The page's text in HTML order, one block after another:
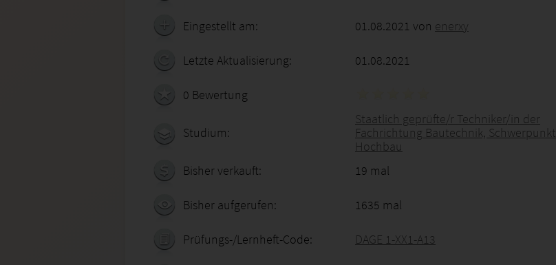
Eingestellt am: 01.08.2021 von enerxy
Letzte Aktualisierung: 01.08.2021
0 Bewertung
Studium:
Staatlich geprüfte/r Techniker/in der
Fachrichtung Bautechnik, Schwerpunkt
Hochbau
Bisher verkauft:
19 mal
Bisher aufgerufen: 1635 mal
Prüfungs-/Lernheft-Code: DAGE 1-XX1-A13